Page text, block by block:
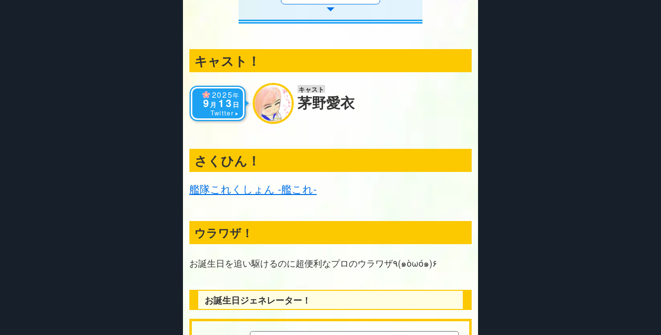
キャスト！
2025年
9 月 13 日
Twitter
キャスト
茅野愛衣
さくひん！
艦隊これくしょん -艦これ-
ウラワザ！
お誕生日を追い駆けるのに超便利なプロのウラワザ٩(๑òωó๑)۶
お誕生日ジェネレーター！